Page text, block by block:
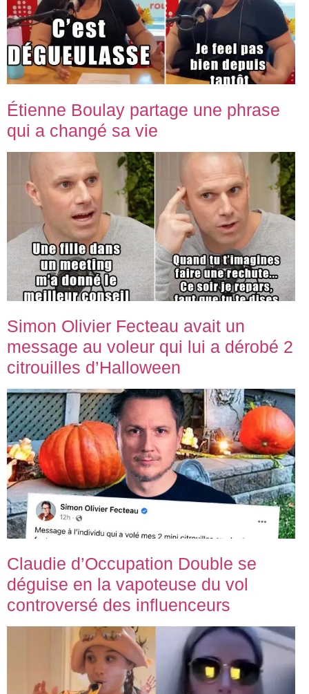
Étienne Boulay partage une phrase
qui a changé sa vie
Simon Olivier Fecteau avait un
message au voleur qui lui a dérobé 2
citrouilles d’Halloween
Claudie d’Occupation Double se
déguise en la vapoteuse du vol
controversé des influenceurs